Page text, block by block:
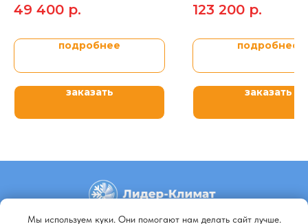
MIRROR.
49 400 р.
подробнее
заказать
123 200 р.
подробнее
заказать
Мы используем куки. Они помогают нам делать сайт лучше.